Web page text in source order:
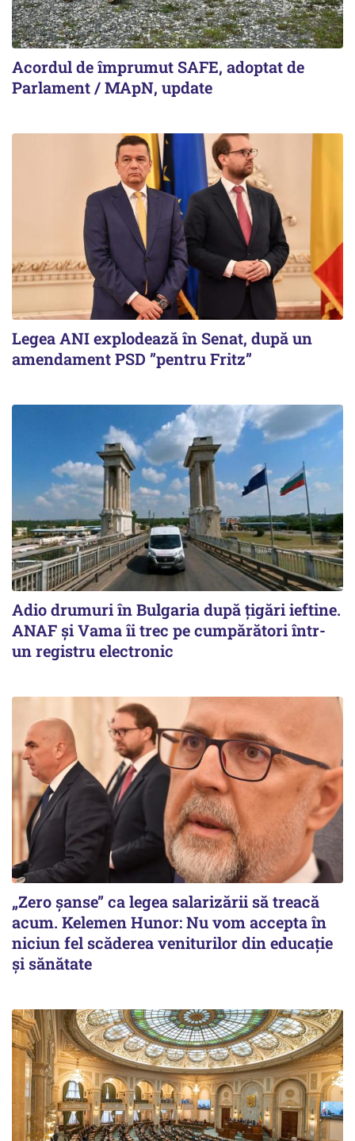
Acordul de împrumut SAFE, adoptat de
Parlament / MApN, update
Legea ANI explodează în Senat, după un
amendament PSD ”pentru Fritz”
Adio drumuri în Bulgaria după țigări ieftine.
ANAF și Vama îi trec pe cumpărători într-
un registru electronic
„Zero șanse” ca legea salarizării să treacă
acum. Kelemen Hunor: Nu vom accepta în
niciun fel scăderea veniturilor din educație
și sănătate